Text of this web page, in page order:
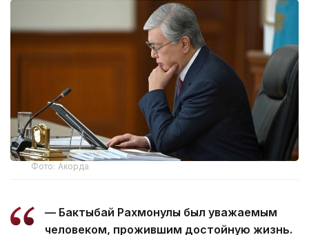
Фото: Акорда
— Бактыбай Рахмонулы был уважаемым
человеком, прожившим достойную жизнь.